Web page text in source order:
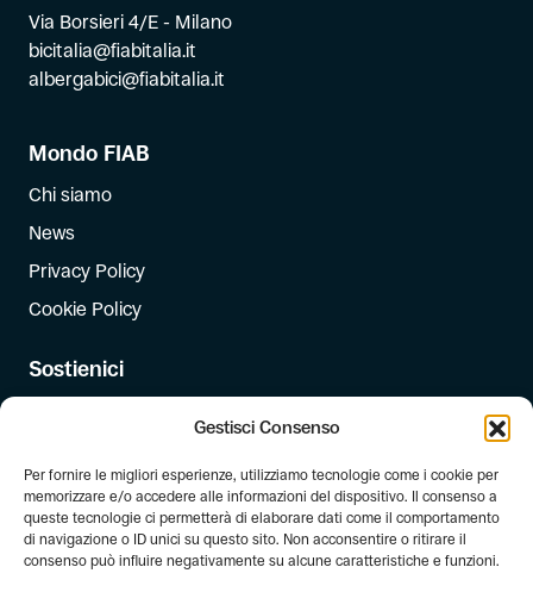
Gestisci Consenso
Per fornire le migliori esperienze, utilizziamo tecnologie come i cookie per
memorizzare e/o accedere alle informazioni del dispositivo. Il consenso a
queste tecnologie ci permetterà di elaborare dati come il comportamento
di navigazione o ID unici su questo sito. Non acconsentire o ritirare il
consenso può influire negativamente su alcune caratteristiche e funzioni.
Via Borsieri 4/E - Milano
bicitalia@fiabitalia.it
albergabici@fiabitalia.it
Mondo FIAB
Chi siamo
News
Privacy Policy
Cookie Policy
Sostienici
Dona il 5 per mille
Newsletter